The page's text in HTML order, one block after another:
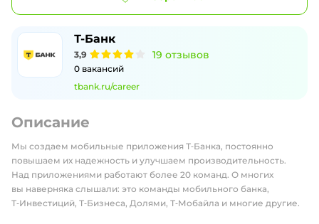
Т-Банк
3,9 19 отзывов
0 вакансий
tbank.ru/career
Описание
Мы создаем мобильные приложения Т‑Банка, постоянно
повышаем их надежность и улучшаем производительность.
Над приложениями работают более 20 команд. О многих
вы наверняка слышали: это команды мобильного банка,
Т‑Инвестиций, Т‑Бизнеса, Долями, Т‑Мобайла и многие другие.